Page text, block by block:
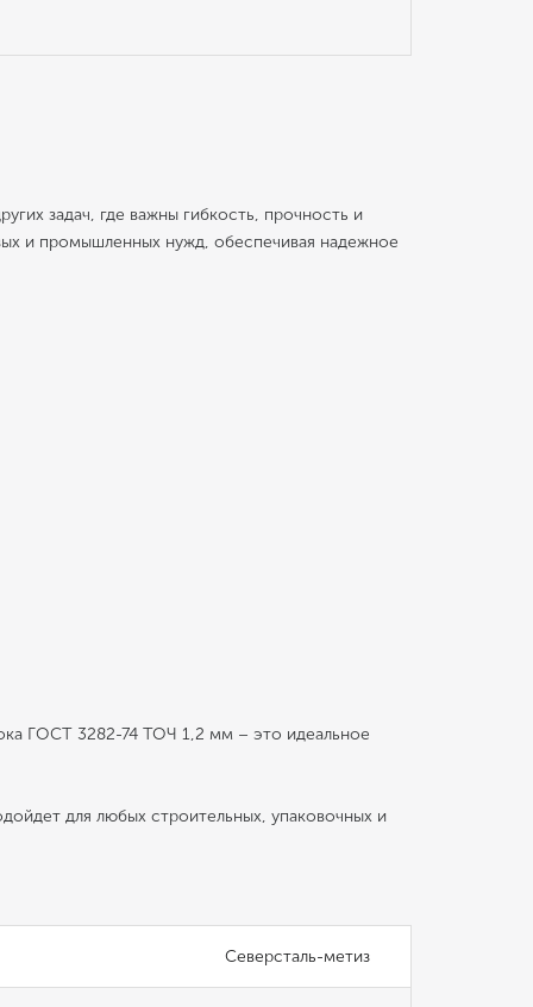
задач, где важны гибкость, прочность и
и промышленных нужд, обеспечивая надежное
ГОСТ 3282-74 ТОЧ 1,2 мм – это идеальное
для любых строительных, упаковочных и
Северсталь-метиз